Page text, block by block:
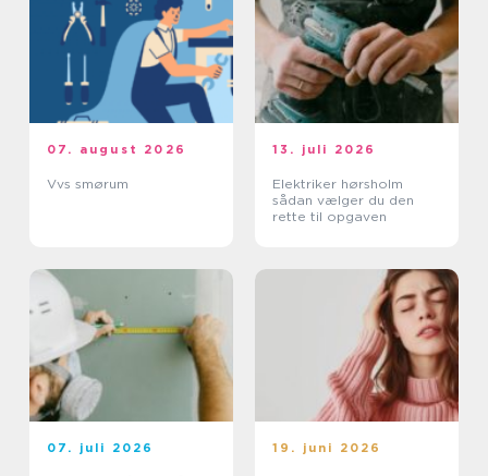
07. august 2026
Vvs smørum
13. juli 2026
Elektriker hørsholm
sådan vælger du den
rette til opgaven
07. juli 2026 19. juni 2026